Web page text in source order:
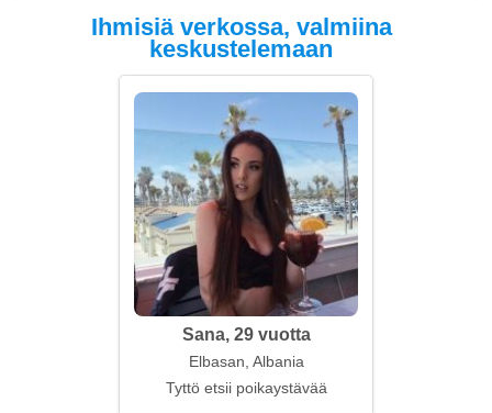
Ihmisiä verkossa, valmiina
keskustelemaan
Sana, 29 vuotta
Elbasan, Albania
Tyttö etsii poikaystävää